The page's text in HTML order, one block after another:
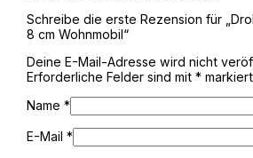
Schreibe die erste Rezension für
8 cm Wohnmobil“
Deine E-Mail-Adresse wird nicht
Erforderliche Felder sind mit *markiert
Name *
E-Mail *